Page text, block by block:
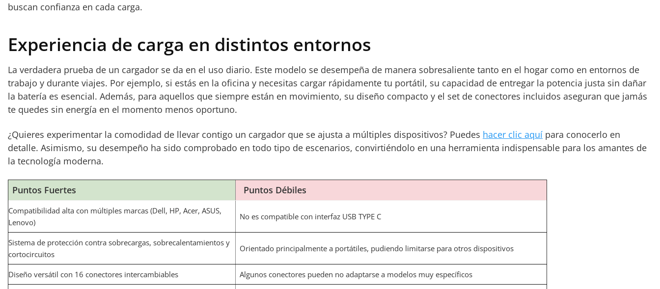
buscan confianza en cada carga.
Experiencia de carga en distintos entornos
La verdadera prueba de un cargador se da en el uso diario. Este modelo se desempeña de manera sobresaliente tanto en el hogar como en entornos de
trabajo y durante viajes. Por ejemplo, si estás en la oficina y necesitas cargar rápidamente tu portátil, su capacidad de entregar la potencia justa sin dañar
la batería es esencial. Además, para aquellos que siempre están en movimiento, su diseño compacto y el set de conectores incluidos aseguran que jamás
te quedes sin energía en el momento menos oportuno.
¿Quieres experimentar la comodidad de llevar contigo un cargador que se ajusta a múltiples dispositivos? Puedes hacer clic aquí para conocerlo en
detalle. Asimismo, su desempeño ha sido comprobado en todo tipo de escenarios, convirtiéndolo en una herramienta indispensable para los amantes de
la tecnología moderna.
Puntos Fuertes Puntos Débiles
Compatibilidad alta con múltiples marcas (Dell, HP, Acer, ASUS,
Lenovo)
No es compatible con interfaz USB TYPE C
Sistema de protección contra sobrecargas, sobrecalentamientos y
cortocircuitos
Orientado principalmente a portátiles, pudiendo limitarse para otros dispositivos
Diseño versátil con 16 conectores intercambiables Algunos conectores pueden no adaptarse a modelos muy específicos